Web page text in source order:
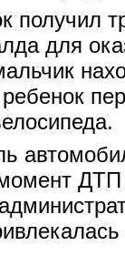
получил
для
ДТП